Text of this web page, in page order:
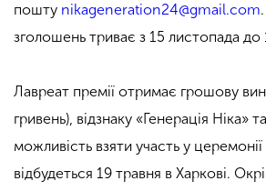
пошту nikageneration24@gmail.com
зголошень триває з 15 листопада до
Лавреат премії отримає грошову
гривень), відзнаку «Генерація Ніка»
можливість взяти участь у
відбудеться 19 травня в Харкові.